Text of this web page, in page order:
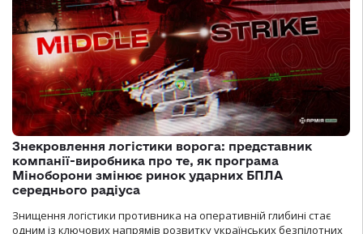
Знекровлення логістики ворога: представник
компанії-виробника про те, як програма
Міноборони змінює ринок ударних БПЛА
середнього радіуса
Знищення логістики противника на оперативній глибині стає
одним із ключових напрямів розвитку українських безпілотних